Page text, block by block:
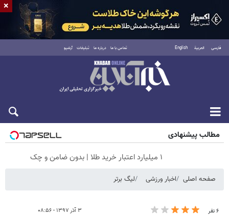
فارسی العربية English تماس با ما درباره ما تبلیغات آرشیو
پنجشنبه ۱۵ مرداد ۱۴۰۵
مطالب پیشنهادی
۱ میلیارد اعتبار خرید طلا | بدون ضامن و چک
صفحه اصلی اخبار ورزشی لیگ برتر
۶ نفر ۳ آذر ۱۳۹۷ - ۰۸:۵۶
×